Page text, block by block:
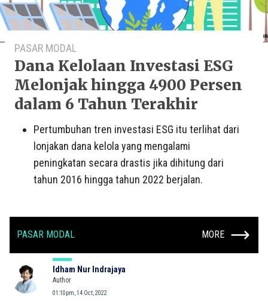
PASAR MODAL
Dana Kelolaan Investasi ESG
Melonjak hingga 4900 Persen
dalam 6 Tahun Terakhir
Pertumbuhan tren investasi ESG itu terlihat dari
lonjakan dana kelola yang mengalami
peningkatan secara drastis jika dihitung dari
tahun 2016 hingga tahun 2022 berjalan.
PASAR MODAL MORE
Idham Nur Indrajaya
Author
01:10pm, 14 Oct, 2022